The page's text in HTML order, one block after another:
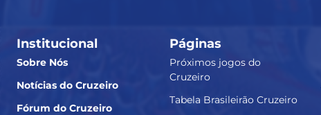
Institucional
Sobre Nós
Notícias do Cruzeiro
Fórum do Cruzeiro
Páginas
Próximos jogos do
Cruzeiro
Tabela Brasileirão Cruzeiro